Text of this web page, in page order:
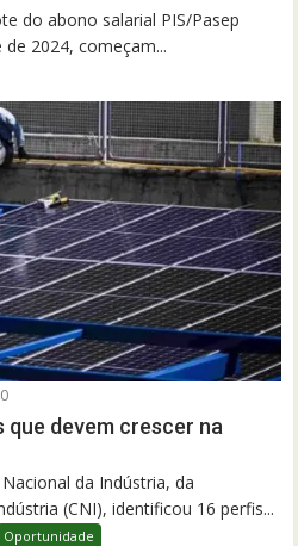
do abono salarial PIS/Pasep
2024, começam...
0
devem crescer na
da Indústria, da
(CNI), identificou 16 perfis...
Oportunidade